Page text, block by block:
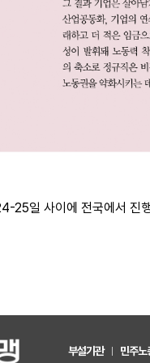
25일 사이에 전국에서 진
부설기관 민주노